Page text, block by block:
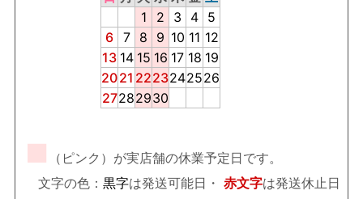
1
2 3 4 5
6 7 8 9 10 11 12
13 14 15 16 17 18 19
2021 2223242526
27282930
■
（ピンク）が実店舗の休業予定日です。
文字の色： 黒字は発送可能日・ 赤文字は発送休止日